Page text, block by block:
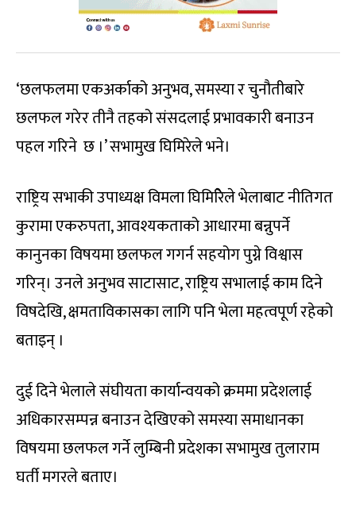
‘छलफलमा एकअर्काको अनुभव, समस्या र चुनौतीबारे
छलफल गरेर तीनै तहको संसदलाई प्रभावकारी बनाउन
पहल गरिने छ ।’ सभामुख घिमिरेले भने।
राष्ट्रिय सभाकी उपाध्यक्ष विमला घिमिरिेले भेलाबाट नीतिगत
कुरामा एकरुपता, आवश्यकताको आधारमा बन्नुपर्ने
कानुनका विषयमा छलफल गगर्न सहयोग पुग्ने विश्वास
गरिन्। उनले अनुभव साटासाट, राष्ट्रिय सभालाई काम दिने
विषदेखि, क्षमताविकासका लागि पनि भेला महत्वपूर्ण रहेको
बताइन् ।
दुई दिने भेलाले संघीयता कार्यान्वयको क्रममा प्रदेशलाई
अधिकारसम्पन्न बनाउन देखिएको समस्या समाधानका
विषयमा छलफल गर्ने लुम्बिनी प्रदेशका सभामुख तुलाराम
घर्ती मगरले बताए।